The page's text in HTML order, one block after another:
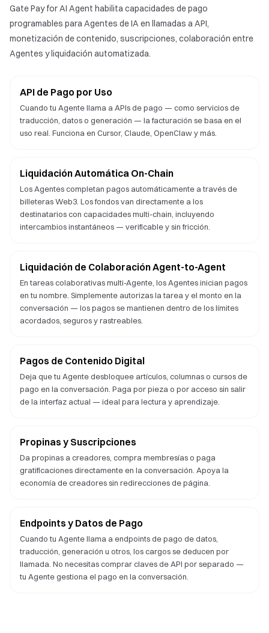
Gate Pay for AI Agent habilita capacidades de pago
programables para Agentes de IA en llamadas a API,
monetización de contenido, suscripciones, colaboración entre
Agentes y liquidación automatizada.
API de Pago por Uso
Cuando tu Agente llama a APIs de pago — como servicios de
traducción, datos o generación — la facturación se basa en el
uso real. Funciona en Cursor, Claude, OpenClaw y más.
Liquidación Automática On-Chain
Los Agentes completan pagos automáticamente a través de
billeteras Web3. Los fondos van directamente a los
destinatarios con capacidades multi-chain, incluyendo
intercambios instantáneos — verificable y sin fricción.
Liquidación de Colaboración Agent-to-Agent
En tareas colaborativas multi-Agente, los Agentes inician pagos
en tu nombre. Simplemente autorizas la tarea y el monto en la
conversación — los pagos se mantienen dentro de los límites
acordados, seguros y rastreables.
Pagos de Contenido Digital
Deja que tu Agente desbloquee artículos, columnas o cursos de
pago en la conversación. Paga por pieza o por acceso sin salir
de la interfaz actual — ideal para lectura y aprendizaje.
Propinas y Suscripciones
Da propinas a creadores, compra membresías o paga
gratificaciones directamente en la conversación. Apoya la
economía de creadores sin redirecciones de página.
Endpoints y Datos de Pago
Cuando tu Agente llama a endpoints de pago de datos,
traducción, generación u otros, los cargos se deducen por
llamada. No necesitas comprar claves de API por separado —
tu Agente gestiona el pago en la conversación.